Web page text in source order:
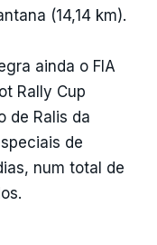
(14,14 km).
ainda o FIA
Rally Cup
de Ralis da
de
num total de